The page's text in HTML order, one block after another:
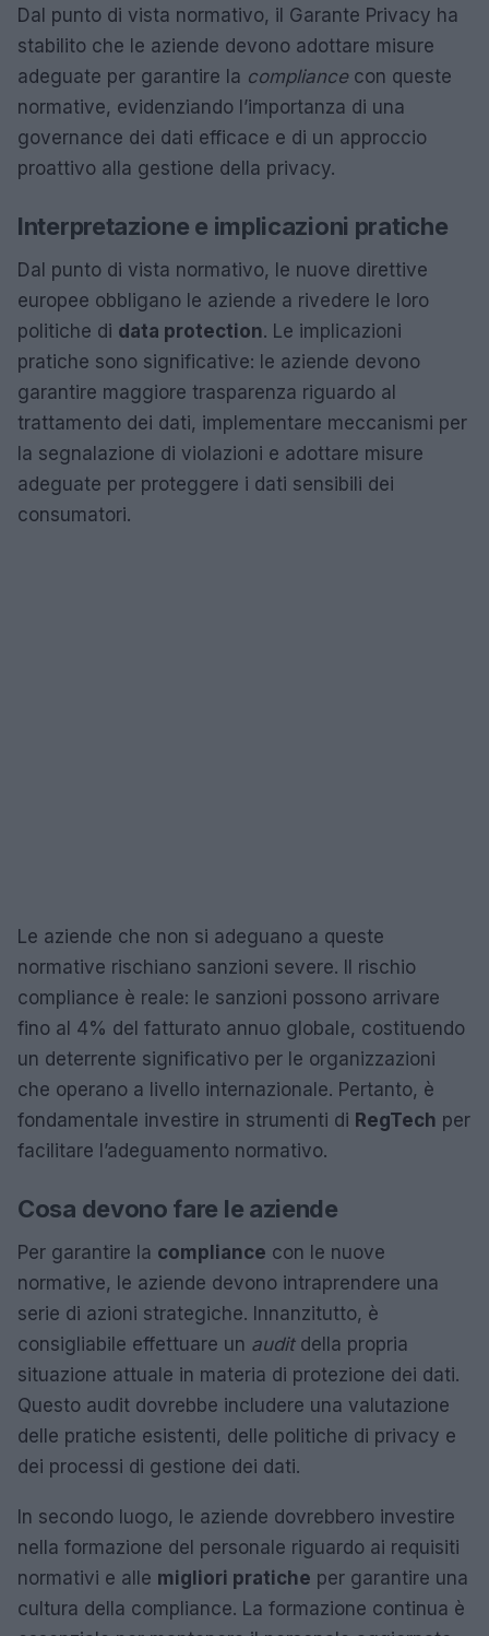
Dal punto di vista normativo, il Garante Privacy ha
stabilito che le aziende devono adottare misure
adeguate per garantire la compliancecon queste
normative, evidenziando l’importanza di una
governance dei dati efficace e di un approccio
proattivo alla gestione della privacy.
Interpretazione e implicazioni pratiche
Dal punto di vista normativo, le nuove direttive
europee obbligano le aziende a rivedere le loro
politiche di data protection. Le implicazioni
pratiche sono significative: le aziende devono
garantire maggiore trasparenza riguardo al
trattamento dei dati, implementare meccanismi per
la segnalazione di violazioni e adottare misure
adeguate per proteggere i dati sensibili dei
consumatori.
Le aziende che non si adeguano a queste
normative rischiano sanzioni severe. Il rischio
compliance è reale: le sanzioni possono arrivare
fino al 4% del fatturato annuo globale, costituendo
un deterrente significativo per le organizzazioni
che operano a livello internazionale. Pertanto, è
fondamentale investire in strumenti di RegTech per
facilitare l’adeguamento normativo.
Cosa devono fare le aziende
Per garantire la compliance con le nuove
normative, le aziende devono intraprendere una
serie di azioni strategiche. Innanzitutto, è
consigliabile effettuare un auditdella propria
situazione attuale in materia di protezione dei dati.
Questo audit dovrebbe includere una valutazione
delle pratiche esistenti, delle politiche di privacy e
dei processi di gestione dei dati.
In secondo luogo, le aziende dovrebbero investire
nella formazione del personale riguardo ai requisiti
normativi e alle migliori pratiche per garantire una
cultura della compliance. La formazione continua è